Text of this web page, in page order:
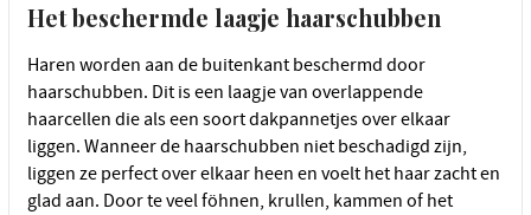
Het beschermde laagje haarschubben
Haren worden aan de buitenkant beschermd door
haarschubben. Dit is een laagje van overlappende
haarcellen die als een soort dakpannetjes over elkaar
liggen. Wanneer de haarschubben niet beschadigd zijn,
liggen ze perfect over elkaar heen en voelt het haar zacht en
glad aan. Door te veel föhnen, krullen, kammen of het